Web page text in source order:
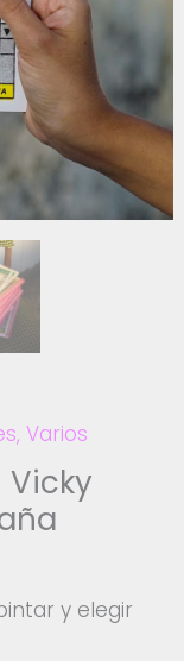
,Varios
y elegir